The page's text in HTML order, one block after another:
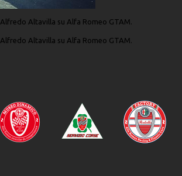
Altavilla su Alfa Romeo GTAM.
Altavilla su Alfa Romeo GTAM.